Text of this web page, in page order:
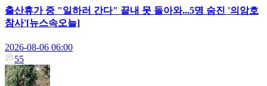
출산휴가 중 "일하러 간다" 끝내 못 돌아와...5명 숨진 '의암호
참사'[뉴스속오늘]
2026-08-06 06:00
55